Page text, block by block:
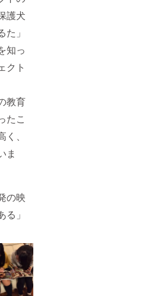
護犬
」
知っ
クト
教育
たこ
、
ま
の映
」